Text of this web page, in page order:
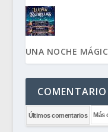
UNA NOCHE
Últimos comentarios Más